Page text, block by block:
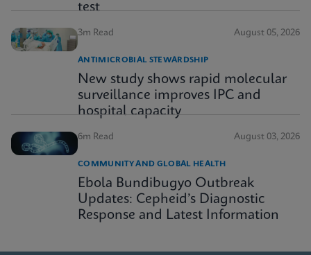
test
3m Read August 05, 2026
ANTIMICROBIAL STEWARDSHIP
New study shows rapid molecular
surveillance improves IPC and
hospital capacity
6m Read August 03, 2026
COMMUNITY AND GLOBAL HEALTH
Ebola Bundibugyo Outbreak
Updates: Cepheid’s Diagnostic
Response and Latest Information